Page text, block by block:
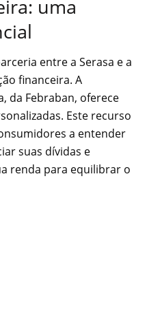
uma
entre a Serasa e a
financeira. A
da Febraban, oferece
Este recurso
a entender
suas dívidas e
renda para equilibrar o